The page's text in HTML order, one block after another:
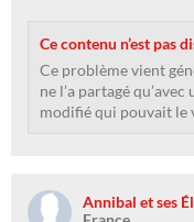
Ce contenu n’est pas
Ce problème vient
ne l’a partagé
modifié qui pouvait le
Annibal et ses